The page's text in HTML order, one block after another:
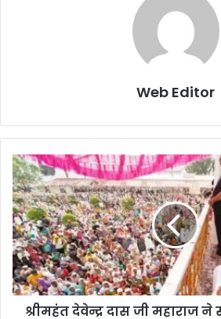
Web Editor
श्रीमहंत देवेन्द्र दास जी महाराज ने